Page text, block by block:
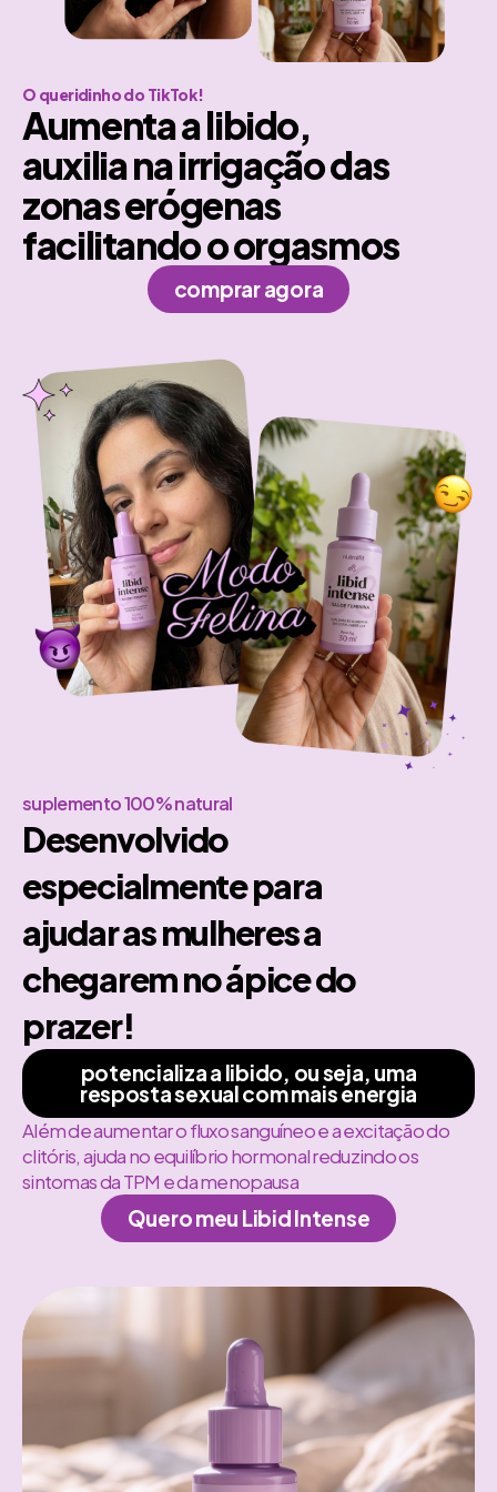
O queridinho do TikTok!
Aumenta a libido,
auxilia na irrigação das
zonas erógenas
facilitando o orgasmos
comprar agora
suplemento 100% natural
Desenvolvido
especialmente para
ajudar as mulheres a
chegarem no ápice do
prazer!
potencializa a libido, ou seja, uma
resposta sexual com mais energia
Além de aumentar o fluxo sanguíneo e a excitação do
clitóris, ajuda no equilíbrio hormonal reduzindo os
sintomas da TPM e da menopausa
Quero meu Libid Intense